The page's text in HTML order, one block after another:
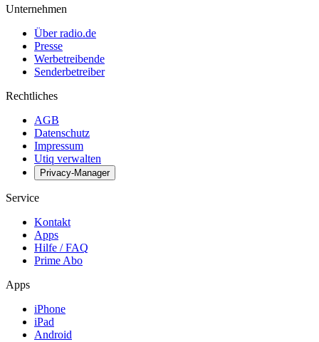
Unternehmen
Über radio.de
Presse
Werbetreibende
Senderbetreiber
Rechtliches
AGB
Datenschutz
Impressum
Utiq verwalten
Privacy-Manager
Service
Kontakt
Apps
Hilfe / FAQ
Prime Abo
Apps
iPhone
iPad
Android